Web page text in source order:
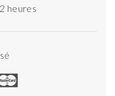
heures